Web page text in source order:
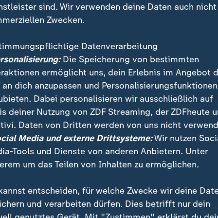
von Regierungsgegnern in Venezuela ist die Zahl
Seit Wochen fordern Demonstranten den
und Neuwahlen.
sind. Wir verwenden deine Daten auch nicht
Zwecken.
Datenverarbeitung
Die Speicherung von bestimmten
ermöglicht uns, dein Erlebnis im Angebot
an dich anzupassen und Personalisierungsfunktionen
Dabei personalisieren wir ausschließlich auf
deiner Nutzung von ZDF Streaming, der ZDFheute
Daten von Dritten werden von uns nicht
Media und externe Drittsysteme:Wir nutzen
Tools und Dienste von anderen Anbietern. Unter
um das Teilen von Inhalten zu ermöglichen.
entscheiden, für welche Zwecke wir deine
und verarbeiten dürfen. Dies betrifft nur dein